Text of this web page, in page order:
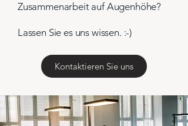
Zusammenarbeit auf Augenhöhe?
Lassen Sie es uns wissen. :-)
Kontaktieren Sie uns